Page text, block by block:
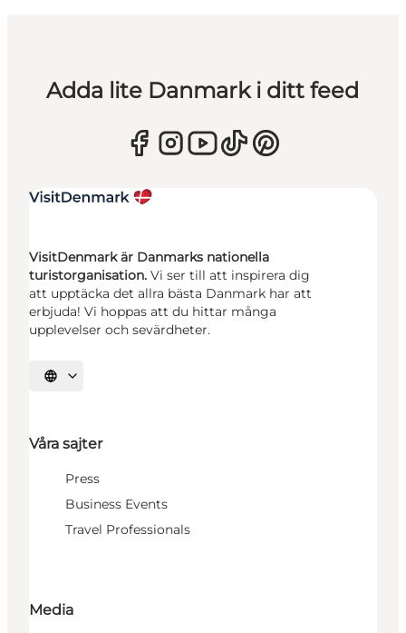
Adda lite Danmark i ditt feed
VisitDenmark är Danmarks nationella
turistorganisation. Vi ser till att inspirera dig
att upptäcka det allra bästa Danmark har att
erbjuda! Vi hoppas att du hittar många
upplevelser och sevärdheter.
Välj språk
Våra sajter
Press
Business Events
Travel Professionals
Media